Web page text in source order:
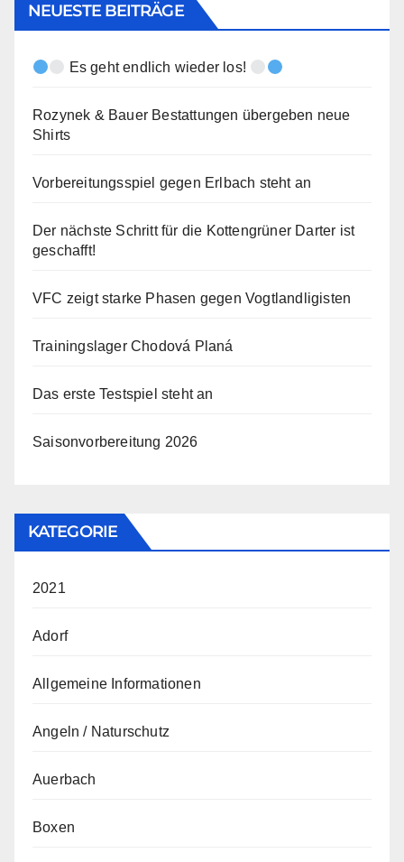
NEUESTE BEITRÄGE
Es geht endlich wieder los!
Rozynek & Bauer Bestattungen übergeben neue
Shirts
Vorbereitungsspiel gegen Erlbach steht an
Der nächste Schritt für die Kottengrüner Darter ist
geschafft!
VFC zeigt starke Phasen gegen Vogtlandligisten
Trainingslager Chodová Planá
Das erste Testspiel steht an
Saisonvorbereitung 2026
KATEGORIE
2021
Adorf
Allgemeine Informationen
Angeln / Naturschutz
Auerbach
Boxen